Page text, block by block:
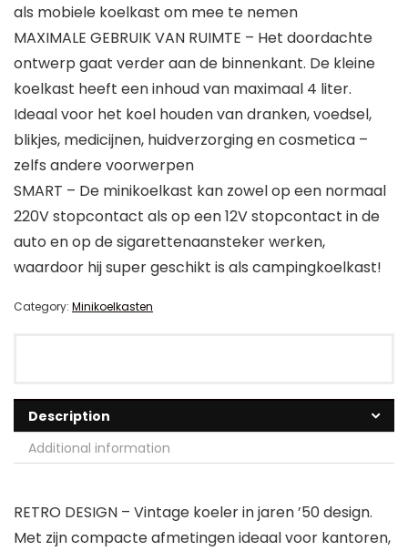
als mobiele koelkast om mee te nemen
MAXIMALE GEBRUIK VAN RUIMTE – Het doordachte
ontwerp gaat verder aan de binnenkant. De kleine
koelkast heeft een inhoud van maximaal 4 liter.
Ideaal voor het koel houden van dranken, voedsel,
blikjes, medicijnen, huidverzorging en cosmetica –
zelfs andere voorwerpen
SMART – De minikoelkast kan zowel op een normaal
220V stopcontact als op een 12V stopcontact in de
auto en op de sigarettenaansteker werken,
waardoor hij super geschikt is als campingkoelkast!
Category: Minikoelkasten
Description
Additional information
RETRO DESIGN – Vintage koeler in jaren ’50 design.
Met zijn compacte afmetingen ideaal voor kantoren,